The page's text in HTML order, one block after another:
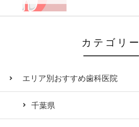
カテゴリー
エリア別おすすめ歯科医院
千葉県